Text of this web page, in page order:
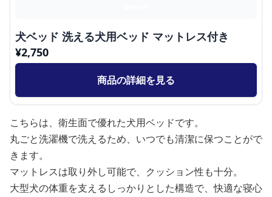
犬ベッド 洗える犬用ベッド マットレス付き
¥2,750
商品の詳細を見る
こちらは、衛生面で優れた犬用ベッドです。
丸ごと洗濯機で洗えるため、いつでも清潔に保つことがで
きます。
マットレスは取り外し可能で、クッション性も十分。
大型犬の体重を支えるしっかりとした構造で、快適な寝心